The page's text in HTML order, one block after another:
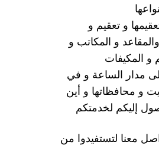
و تعقيم و
و المكاتب و
و المكيفات
مدار الساعة و في
و محافظاتها و أين
إليكم لخدمتكم
معنا لتستفيدوا من